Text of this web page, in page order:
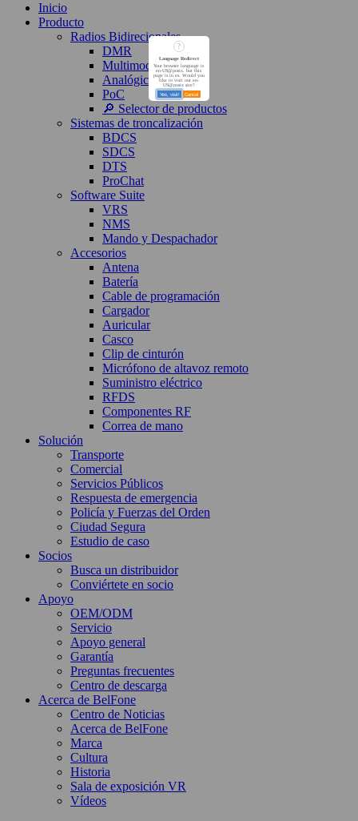
Inicio
Producto
Radios Bidirecionales
DMR
Multimodo
Analógico
PoC
🔎 Selector de productos
Sistemas de troncalización
BDCS
SDCS
DTS
ProChat
Software Suite
VRS
NMS
Mando y Despachador
Accesorios
Antena
Batería
Cable de programación
Cargador
Auricular
Casco
Clip de cinturón
Micrófono de altavoz remoto
Suministro eléctrico
RFDS
Componentes RF
Correa de mano
Solución
Transporte
Comercial
Servicios Públicos
Respuesta de emergencia
Policía y Fuerzas del Orden
Ciudad Segura
Estudio de caso
Socios
Busca un distribuidor
Conviértete en socio
Apoyo
OEM/ODM
Servicio
Apoyo general
Garantía
Preguntas frecuentes
Centro de descarga
Acerca de BelFone
Centro de Noticias
Acerca de BelFone
Marca
Cultura
Historia
Sala de exposición VR
Vídeos
?
Language Redirect
Your browser language is
en-US@posix, but this
page is in es. Would you
like to visit our en-
US@posix site?
Yes, visit! Cancel